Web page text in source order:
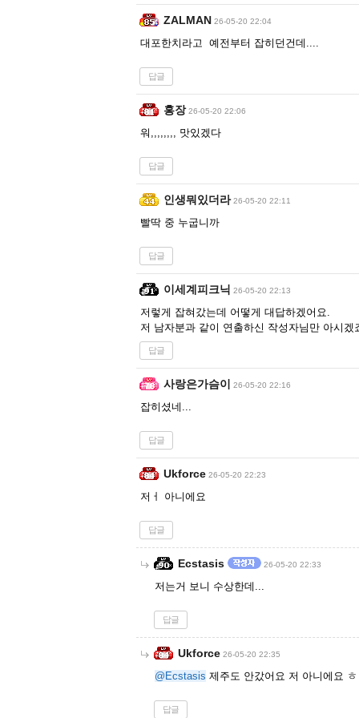
ZALMAN 26-05-20 22:04
대포한치라고 예전부터 잡히던건데....
답글
홍장 26-05-20 22:06
워,,,,,,,, 맛있겠다
답글
인생뭐있더라 26-05-20 22:11
빨딱 중 누굽니까
답글
이세계피크닉 26-05-20 22:13
저렇게 잡혀갔는데 어떻게 대답하겠어요.
저 남자분과 같이 연출하신 작성자님만 아시겠
답글
사랑은가슴이 26-05-20 22:16
잡히셨네...
답글
Ukforce 26-05-20 22:23
저ㅓ 아니에요
답글
Ecstasis 26-05-20 22:33
저는거 보니 수상한데...
답글
Ukforce 26-05-20 22:35
@Ecstasis 제주도 안갔어요 저 아니에요
답글